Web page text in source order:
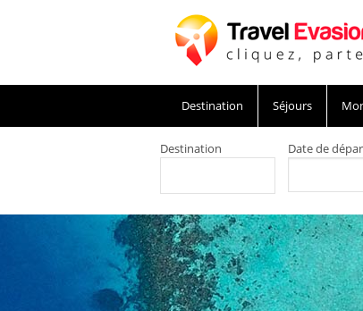
Destination Séjours
Destination Date de
Voyage Maldives Sejour hotel